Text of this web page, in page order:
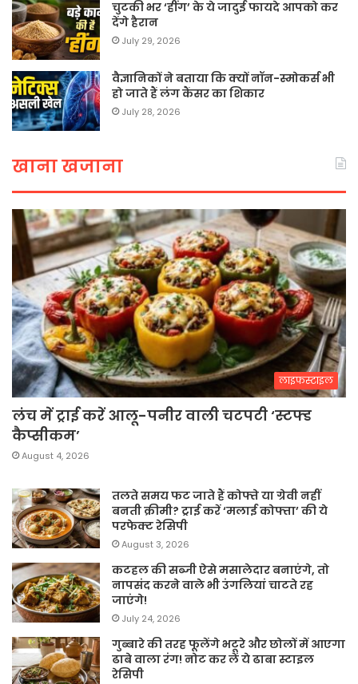
चुटकी भर ‘हींग’ के ये जादुई फायदे आपको कर
देंगे हैरान
July 29, 2026
वैज्ञानिकों ने बताया कि क्यों नॉन-स्मोकर्स भी
हो जाते हैं लंग कैंसर का शिकार
July 28, 2026
खाना खजाना
लाइफस्टाइल
लंच में ट्राई करें आलू-पनीर वाली चटपटी ‘स्टफ्ड
कैप्सीकम’
August 4, 2026
तलते समय फट जाते हैं कोफ्ते या ग्रेवी नहीं
बनती क्रीमी? ट्राई करें ‘मलाई कोफ्ता’ की ये
परफेक्ट रेसिपी
August 3, 2026
कटहल की सब्जी ऐसे मसालेदार बनाएंगे, तो
नापसंद करने वाले भी उंगलियां चाटते रह
जाएंगे!
July 24, 2026
गुब्बारे की तरह फूलेंगे भटूरे और छोलों में आएगा
ढाबे वाला रंग! नोट कर लें ये ढाबा स्टाइल
रेसिपी